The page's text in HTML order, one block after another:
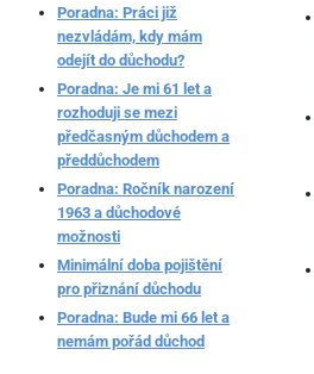
Poradna: Práci již
nezvládám, kdy mám
odejít do důchodu?
Poradna: Je mi 61 let a
rozhoduji se mezi
předčasným důchodem a
předdůchodem
Poradna: Ročník narození
1963 a důchodové
možnosti
Minimální doba pojištění
pro přiznání důchodu
Poradna: Bude mi 66 let a
nemám pořád důchod